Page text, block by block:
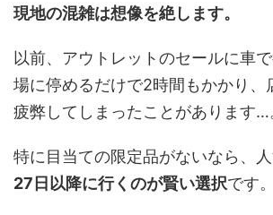
現地の混雑は想像を絶します。
以前、アウトレットのセールに車
場に停めるだけで2時間もかかり、
疲弊してしまったことがあります…
特に目当ての限定品がないなら、
27日以降に行くのが賢い選択です。